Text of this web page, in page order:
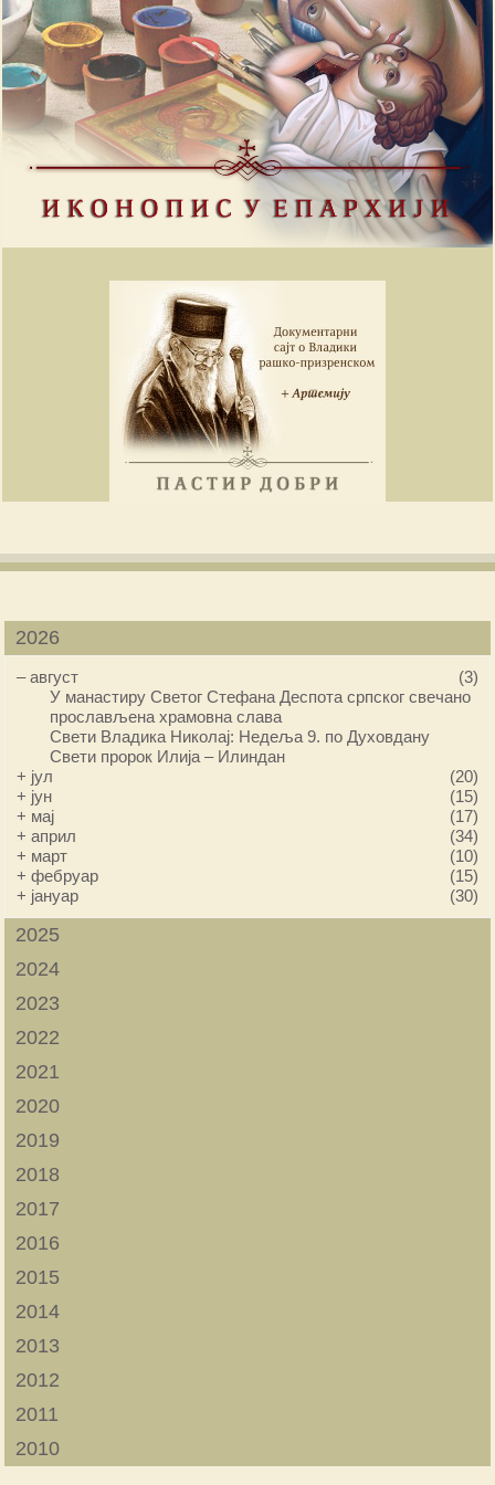
2026
–август
(3)
У манастиру Светог Стефана Деспота српског свечано
прослављена храмовна слава
Свети Владика Николај: Недеља 9. по Духовдану
Свети пророк Илија – Илиндан
+ јул
(20)
+ јун
(15)
+ мај
(17)
+април
(34)
+ март
(10)
+фебруар
(15)
+ јануар (30)
2025
2024
2023
2022
2021
2020
2019
2018
2017
2016
2015
2014
2013
2012
2011
2010